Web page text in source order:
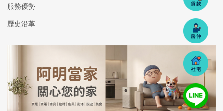
服務優勢
歷史沿革